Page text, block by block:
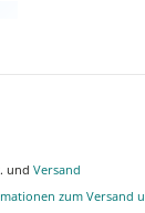
und Versand
zum Versand